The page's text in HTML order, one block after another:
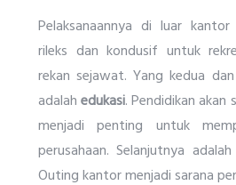
Pelaksanaannya di luar
rileks dan kondusif untuk
rekan sejawat. Yang kedua
adalahedukasi. Pendidikan
menjadi penting untuk
perusahaan. Selanjutnya adalah
Outing kantor menjadi sarana